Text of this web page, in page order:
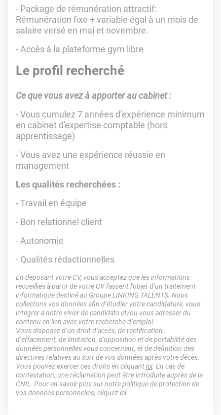
- Package de rémunération attractif:
Rémunération fixe + variable égal à un mois de
salaire versé en mai et novembre.
- Accès à la plateforme gym libre
Le profil recherché
Ce que vous avez à apporter au cabinet :
- Vous cumulez 7 années d’expérience minimum
en cabinet d'expertise comptable (hors
apprentissage)
- Vous avez une expérience réussie en
management
Les qualités recherchées :
- Travail en équipe
- Bon relationnel client
- Autonomie
- Qualités rédactionnelles
En déposant votre CV, vous acceptez que les informations
recueillies à partir de votre CV fassent l’objet d’un traitement
informatique destiné au Groupe LINKING TALENTS. Nous
collectons vos données afin d’étudier votre candidature, vous
intégrer à notre vivier de candidats et/ou vous adresser du
contenu en lien avec votre recherche d’emploi.
Vous disposez d’un droit d’accès, de rectification,
d’effacement, de limitation, d’opposition et de portabilité des
données personnelles vous concernant, et de définition des
directives relatives au sort de vos données après votre décès.
Vous pouvez exercer ces droits en cliquantici. En cas de
contestation, une réclamation peut être introduite auprès de la
CNIL. Pour en savoir plus sur notre politique de protection de
vos données personnelles, cliquezici.